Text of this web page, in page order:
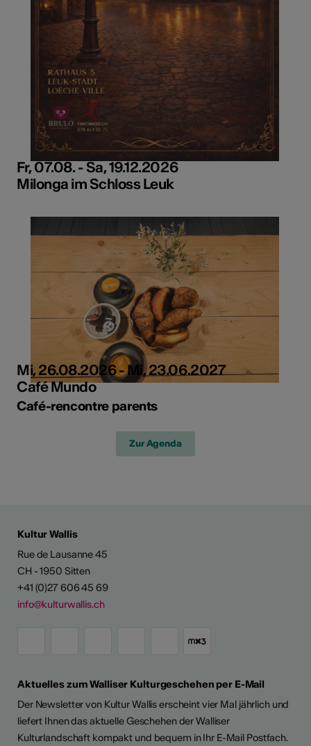
Fr, 07.08. - Sa, 19.12.2026
Milonga im Schloss Leuk
Mi, 26.08.2026 - Mi, 23.06.2027
Café Mundo
Café-rencontre parents
Zur Agenda
Kultur Wallis
Rue de Lausanne 45
CH - 1950 Sitten
+41 (0)27 606 45 69
info@kulturwallis.ch
Aktuelles zum Walliser Kulturgeschehen per E-Mail
Der Newsletter von Kultur Wallis erscheint vier Mal jährlich und
liefert Ihnen das aktuelle Geschehen der Walliser
Kulturlandschaft kompakt und bequem in Ihr E-Mail Postfach.